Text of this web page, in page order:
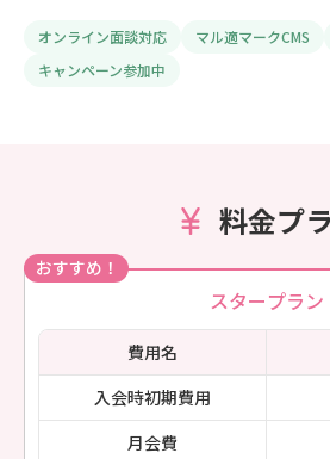
オンライン面談対応 マル適マークCMS
キャンペーン参加中
料金プ
おすすめ！
スタープラン
費用名
入会時初期費用
月会費